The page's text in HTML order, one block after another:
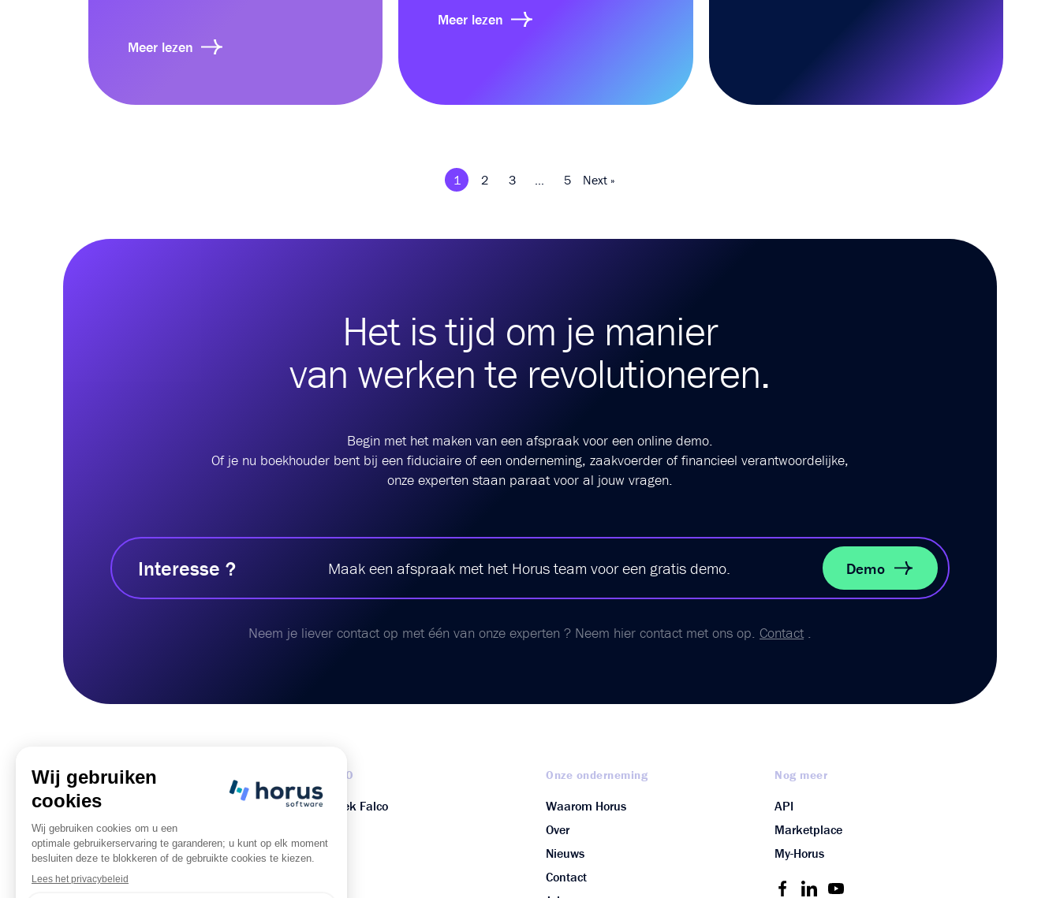
Meer lezen
Meer lezen
1 2 3 … 5 Next »
Het is tijd om je manier
van werken te revolutioneren.
Begin met het maken van een afspraak voor een online demo.
Of je nu boekhouder bent bij een fiduciaire of een onderneming, zaakvoerder of financieel verantwoordelijke,
onze experten staan paraat voor al jouw vragen.
Interesse ? Maak een afspraak met het Horus team voor een gratis demo. Demo
Neem je liever contact op met één van onze experten ? Neem hier contact met ons op. Contact.
Horus Office
Boekhouder
KMO
Stagiair
FAQ
FALCO
Ontdek Falco
Onze onderneming
Waarom Horus
Over
Nieuws
Contact
Nog meer
API
Marketplace
My-Horus